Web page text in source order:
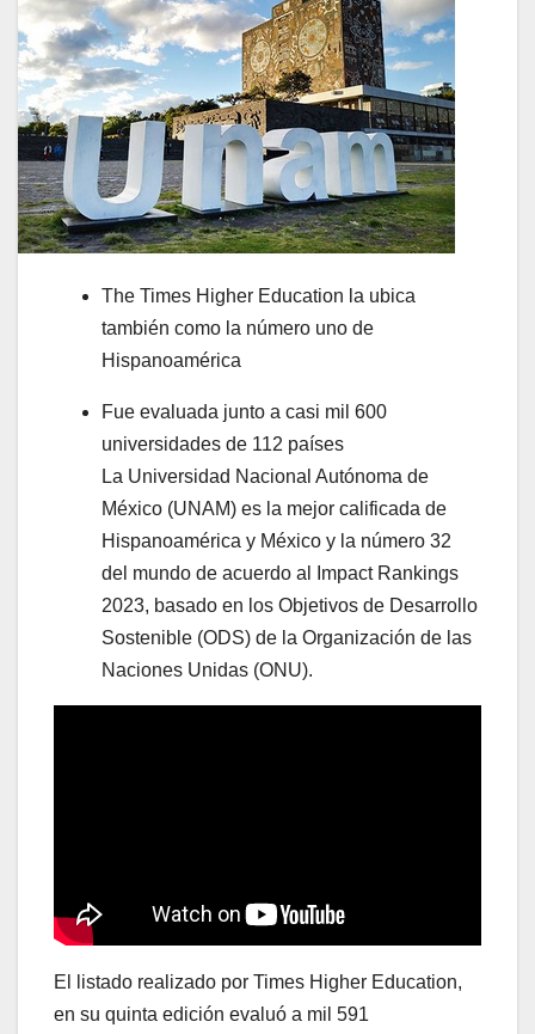
The Times Higher Education la ubica
también como la número uno de
Hispanoamérica
Fue evaluada junto a casi mil 600
universidades de 112 países
La Universidad Nacional Autónoma de
México (UNAM) es la mejor calificada de
Hispanoamérica y México y la número 32
del mundo de acuerdo al Impact Rankings
2023, basado en los Objetivos de Desarrollo
Sostenible (ODS) de la Organización de las
Naciones Unidas (ONU).
El listado realizado por Times Higher Education,
en su quinta edición evaluó a mil 591